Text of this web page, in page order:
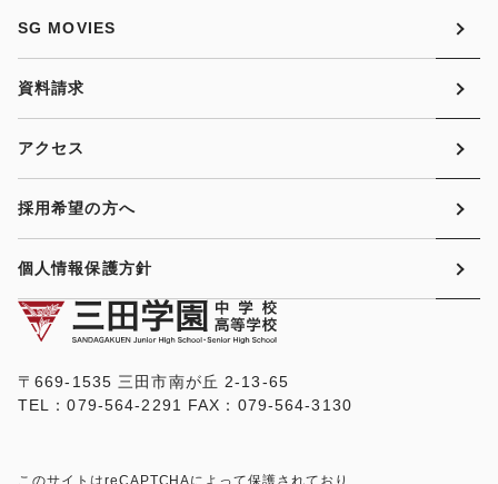
〒669-1535 三田市南が丘 2-13-65
TEL：079-564-2291 FAX：079-564-3130
このサイトはreCAPTCHAによって保護されており、
SG MOVIES
資料請求
アクセス
採用希望の方へ
個人情報保護方針